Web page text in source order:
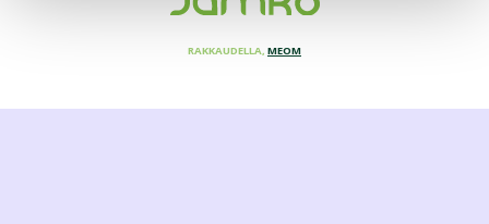
RAKKAUDELLA, MEOM